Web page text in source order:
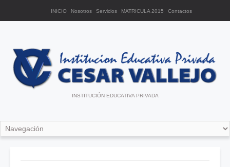
INICIO Nosotros Servicios MATRICULA 2015 Contactos
INSTITUCIÓN EDUCATIVA PRIVADA